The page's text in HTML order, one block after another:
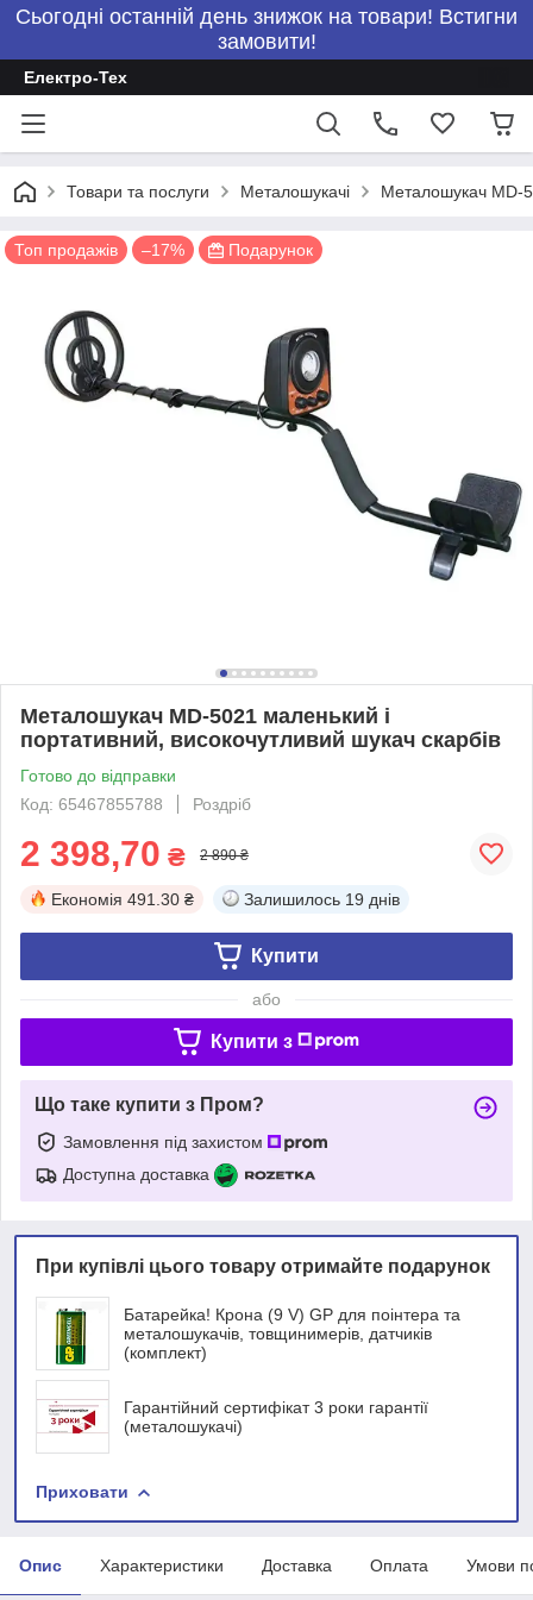
Сьогодні останній день знижок на товари! Встигни
замовити!
Електро-Тех
Товари та послуги Металошукачі Металошукач MD-
Топ продажів –17% Подарунок
Металошукач MD-5021 маленький і
портативний, високочутливий шукач скарбів
Готово до відправки
Код: 65467855788
Роздріб
2 398,70 ₴ 2 890 ₴
Економія 491.30 ₴ Залишилось 19 днів
Купити
або
Купити з
Що таке купити з Пром?
Замовлення під захистом
Доступна доставка
При купівлі цього товару отримайте подарунок
Батарейка! Крона (9 V) GP для поінтера та
металошукачів, товщинимерів, датчиків
(комплект)
Гарантійний сертифікат 3 роки гарантії
(металошукачі)
Приховати
Опис Характеристики Доставка Оплата Умови